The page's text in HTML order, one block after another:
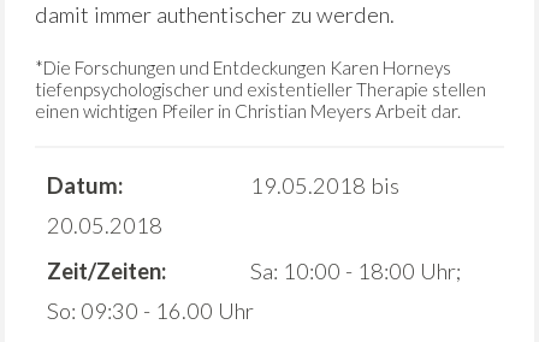
damit immer authentischer zu werden.
*Die Forschungen und Entdeckungen Karen Horneys
tiefenpsychologischer und existentieller Therapie stellen
einen wichtigen Pfeiler in Christian Meyers Arbeit dar.
Datum:
19.05.2018 bis
20.05.2018
Zeit/Zeiten:
Sa: 10:00 - 18:00 Uhr;
So: 09:30 - 16.00 Uhr